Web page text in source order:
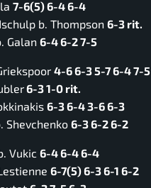
7-6(5) 6-4 6-4
b. Thompson 6-3 rit.
Galan 6-4 6-2 7-5
4-6 6-3 5-7 6-4 7-5
6-3 1-0 rit.
6-3 6-4 3-6 6-3
Shevchenko 6-3 6-2 6-2
Vukic 6-4 6-4 6-4
6-7(5) 6-3 6-1 6-2